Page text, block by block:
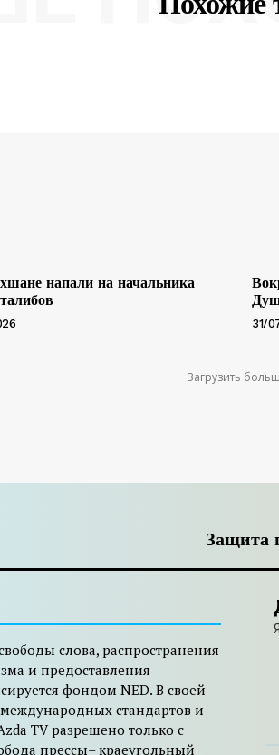
напали на начальника
31/
Загрузить
Защита
слова, распространения
и предоставления
фондом NED. В своей
стандартов и
TV разрешено только с
прессы– краеугольный